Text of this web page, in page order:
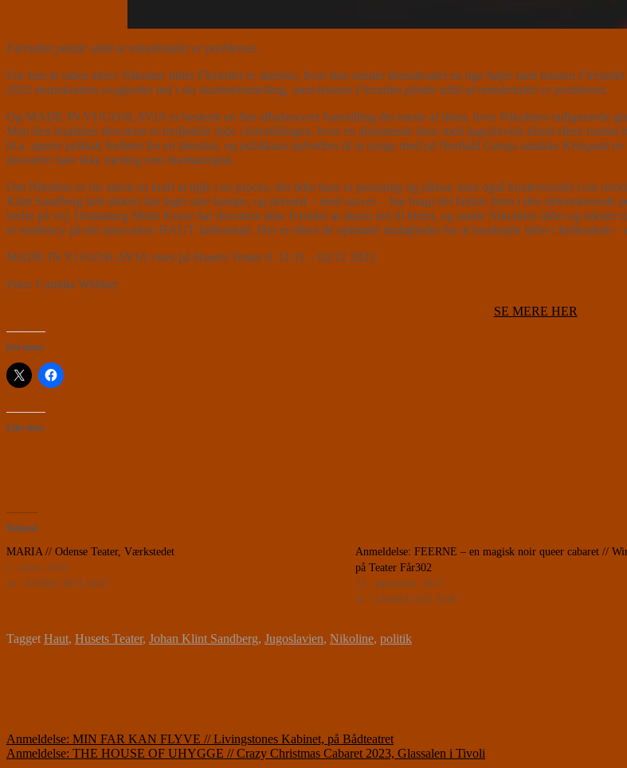
Flertallet påstår altid at mindretallet er problemet.
For fem år siden skrev Nikoline hittet Flertallet er dumme, hvor hun sender demokratiet en lige højre med teksten Flertallet
2023 demokratiets svagheder ind i sin skæbnefortælling, med teksten Flertallet påstår altid at mindretallet er problemet.
Og MADE IN YUGOSLAVIA er bestemt en fint afbalanceret forestilling det meste af tiden, hvor Nikolines indignerede
Men den knækker desværre to tredjedele inde i forestillingen, hvor en afsluttende dans med jugoslavisk tilsnit ellers
bl.a. agerer politisk forfører fra en talerstol, og publikum opfordres til at synge med på Nordahl Griegs smukke Kringsatt
desværre bare ikke mening rent dramaturgisk.
Om Nikoline er for stærk en kraft at tøjle i en proces, der ikke bare er personlig og sårbar, men også kontroversiel i sin
Klint Sandberg helt sikkert har taget sine kampe, og dermed – med succes – har bragt det bedste frem i den
bedre på vej. Dramaturg Mette Kruse har desværre ikke formået at skære ind til benet, og samle Nikolines idéer og
et residency på det innovative HAUT fællesskab. Her er ellers de optimale muligheder for at bearbejde idéer i
MADE IN YUGOSLAVIA vises på Husets Teater d. 11/11 – 02/12 2023.
Foto: Camilla Winther
SE MERE HER
Del dette:
Like this:
Related
MARIA // Odense Teater, Værkstedet
5. marts 2022
In "ANMELDELSER"
Anmeldelse: FEERNE – en magisk noir queer cabaret //
på Teater Får302
25. september 2025
In "ANMELDELSER"
Tagget Haut, Husets Teater, Johan Klint Sandberg, Jugoslavien, Nikoline, politik
Indlægsnavigation
Anmeldelse: MIN FAR KAN FLYVE // Livingstones Kabinet, på Bådteatret
Anmeldelse: THE HOUSE OF UHYGGE // Crazy Christmas Cabaret 2023, Glassalen i Tivoli